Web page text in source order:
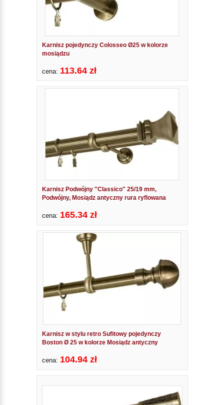
Karnisz pojedynczy Colosseo Ø25 w kolorze
mosiądzu
cena: 113.64 zł
Karnisz Podwójny "Classico" 25/19 mm,
Podwójny, Mosiądz antyczny rura ryflowana
cena: 165.34 zł
Karnisz w stylu retro Sufitowy pojedynczy
Boston Ø 25 w kolorze Mosiądz antyczny
cena: 104.94 zł